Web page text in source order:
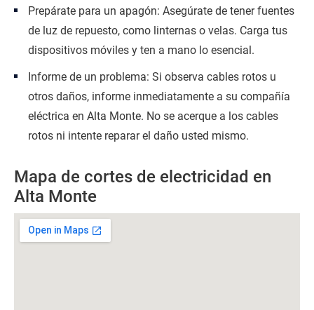
Prepárate para un apagón: Asegúrate de tener fuentes
de luz de repuesto, como linternas o velas. Carga tus
dispositivos móviles y ten a mano lo esencial.
Informe de un problema: Si observa cables rotos u
otros daños, informe inmediatamente a su compañía
eléctrica en Alta Monte. No se acerque a los cables
rotos ni intente reparar el daño usted mismo.
Mapa de cortes de electricidad en
Alta Monte